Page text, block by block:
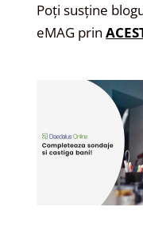
Poți susține
eMAG prin